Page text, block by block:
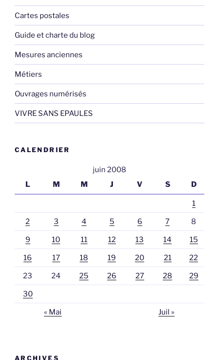
Cartes postales
Guide et charte du blog
Mesures anciennes
Métiers
Ouvrages numérisés
VIVRE SANS EPAULES
CALENDRIER
juin 2008
L
M M J V S D
1
2 3 4 5 6 7 8
9 10 11 12 13 14 15
16 17 18 19 20 21 22
23 24 25 26 27 28 29
30
« Mai Juil »
ARCHIVES